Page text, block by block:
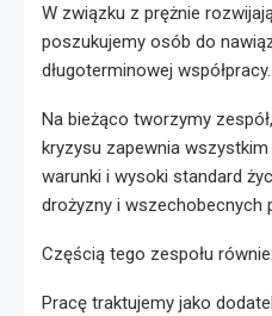
W związku z prężnie
poszukujemy osób do
długoterminowej współpracy.
Na bieżąco tworzymy
kryzysu zapewnia
warunki i wysoki standard
drożyzny i wszechobecnych
Częścią tego zespołu
Pracę traktujemy jako